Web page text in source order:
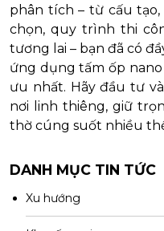
phân tích – từ cấu
chọn, quy trình thi
tương lai – bạn đã có
ứng dụng tấm ốp
ưu nhất. Hãy đầu tư
nơi linh thiêng, giữ
thờ cúng suốt nhiều
DANH MỤC TIN TỨC
Xu hướng